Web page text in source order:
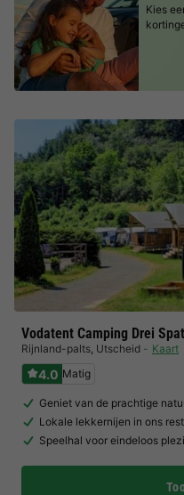
Vodatent Camping Drei
Rijnland-palts, Utscheid Kaart
4.0 Matig
Geniet van de prachtige
Lokale lekkernijen in ons
Speelhal voor eindeloos
Kies